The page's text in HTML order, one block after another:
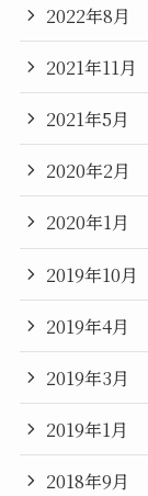
2022年8月
2021年11月
2021年5月
2020年2月
2020年1月
2019年10月
2019年4月
2019年3月
2019年1月
2018年9月